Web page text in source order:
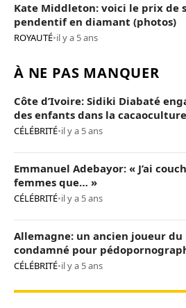
Kate Middleton: voici le prix de
pendentif en diamant (photos)
ROYAUTÉ•il y a 5 ans
À NE PAS MANQUER
Côte d’Ivoire: Sidiki Diabaté
des enfants dans la cacaoculture
CÉLÉBRITÉ•il y a 5 ans
Emmanuel Adebayor: « J’ai
femmes que… »
CÉLÉBRITÉ•il y a 5 ans
Allemagne: un ancien joueur du
condamné pour
CÉLÉBRITÉ•il y a 5 ans